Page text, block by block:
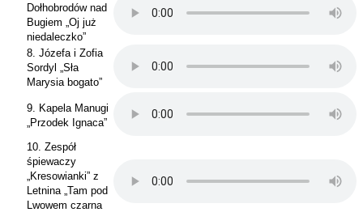
Dołhobrodów nad
Bugiem „Oj już
niedaleczko”
8. Józefa i Zofia
Sordyl „Sła
Marysia bogato”
9. Kapela Manugi
„Przodek Ignaca”
10. Zespół
śpiewaczy
„Kresowianki” z
Letnina „Tam pod
Lwowem czarna